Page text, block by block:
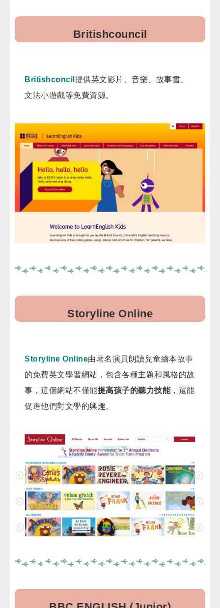
Britishcouncil
Britishconcil 提供英文影片、音樂、故事書、
文法小遊戲等免費資源。
Storyline Online
Storyline Online由著名演員朗讀兒童繪本故事
的免費英文學習網站，包含各種主題和風格的故
事，這個網站不僅能提高孩子的聽力技能，還能
促進他們對文學的興趣。